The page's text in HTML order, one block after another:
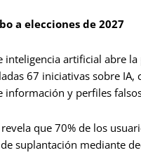
a elecciones de 2027
artificial abre
67 iniciativas sobre
y perfiles
que 70% de los
suplantación mediante